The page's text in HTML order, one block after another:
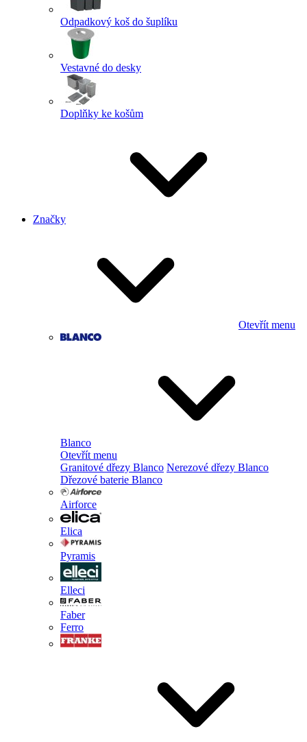
Odpadkový koš do šuplíku
Vestavné do desky
Doplňky ke košům
Značky
Otevřít menu
Blanco
Otevřít menu
Granitové dřezy Blanco Nerezové dřezy Blanco
Dřezové baterie Blanco
Airforce
Elica
Pyramis
Elleci
Faber
Ferro